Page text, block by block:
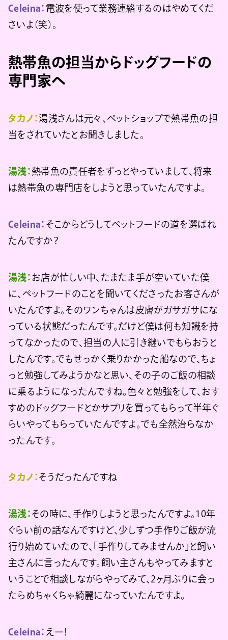
Celeina： 電波を使って業務連絡するのはやめてくだ
さいよ（笑）。
熱帯魚の担当からドッグフードの
専門家へ
タカノ：湯浅さんは元々、ペットショップで熱帯魚の担
当をされていたとお聞きしました。
湯浅： 熱帯魚の責任者をずっとやっていまして、将来
は熱帯魚の専門店をしようと思っていたんですよ。
Celeina： そこからどうしてペットフードの道を選ばれ
たんですか？
湯浅： お店が忙しい中、たまたま手が空いていた僕
に、ペットフードのことを聞いてくださったお客さんが
いたんですよ。そのワンちゃんは皮膚がガサガサにな
っている状態だったんです。だけど僕は何も知識を持
ってなかったので、担当の人に引き継いでもらおうと
したんです。でもせっかく乗りかかった船なので、ちょ
っと勉強してみようかなと思い、その子のご飯の相談
に乗るようになったんですね。色々と勉強をして、おす
すめのドッグフードとかサプリを買ってもらって半年ぐ
らいやってもらっていたんですよ。でも全然治らなか
ったんです。
タカノ： そうだったんですね
湯浅： その時に、手作りしようと思ったんですよ。10年
ぐらい前の話なんですけど、少しずつ手作りご飯が流
行り始めていたので、「手作りしてみませんか」と飼い
主さんに言ったんです。飼い主さんもやってみますと
いうことで相談しながらやってみて、2ヶ月ぶりに会っ
たらめちゃくちゃ綺麗になっていたんですよ。
Celeina： えー！